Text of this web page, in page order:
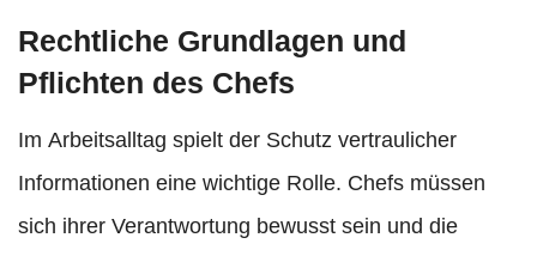
Rechtliche Grundlagen und
Pflichten des Chefs
Im Arbeitsalltag spielt der Schutz vertraulicher
Informationen eine wichtige Rolle. Chefs müssen
sich ihrer Verantwortung bewusst sein und die